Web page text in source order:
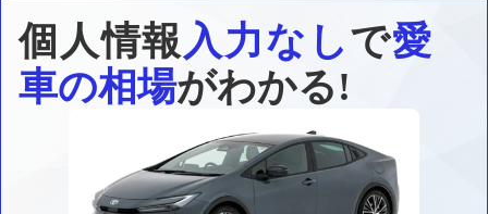
個人情報入力なしで愛
車の相場がわかる!